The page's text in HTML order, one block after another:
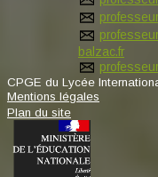
balzac.fr
CPGE du Lycée
Mentions légales
Plan du site